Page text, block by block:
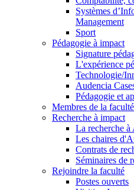
Systèmes
Management
Sport
Pédagogie à impact
Signature
L'expérience
Technologie/
Audencia
Pédagogie et
Membres de la faculté
Recherche à impact
La recherche à
Les chaires
Contrats de
Séminaires de
Rejoindre la faculté
Postes ouverts